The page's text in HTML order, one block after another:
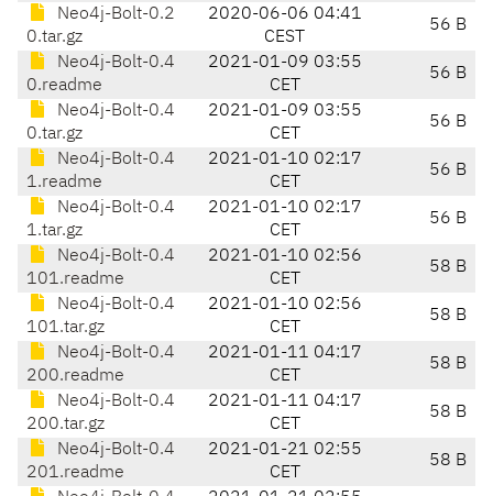
Neo4j-Bolt-0.2
0.tar.gz
2020-06-06 04:41
CEST
56 B
Neo4j-Bolt-0.4
0.readme
2021-01-09 03:55
CET
56 B
Neo4j-Bolt-0.4
0.tar.gz
2021-01-09 03:55
CET
56 B
Neo4j-Bolt-0.4
1.readme
2021-01-10 02:17
CET
56 B
Neo4j-Bolt-0.4
1.tar.gz
2021-01-10 02:17
CET
56 B
Neo4j-Bolt-0.4
101.readme
2021-01-10 02:56
CET
58 B
Neo4j-Bolt-0.4
101.tar.gz
2021-01-10 02:56
CET
58 B
Neo4j-Bolt-0.4
200.readme
2021-01-11 04:17
CET
58 B
Neo4j-Bolt-0.4
200.tar.gz
2021-01-11 04:17
CET
58 B
Neo4j-Bolt-0.4
201.readme
2021-01-21 02:55
CET
58 B